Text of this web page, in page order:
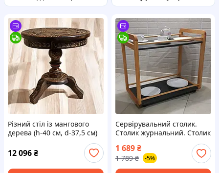
Різний стіл із мангового
дерева (h-40 см, d-37,5 см)
12 096₴
Cервірувальний столик.
Столик журнальний. Столик
1 689₴
1 789 ₴ -5%